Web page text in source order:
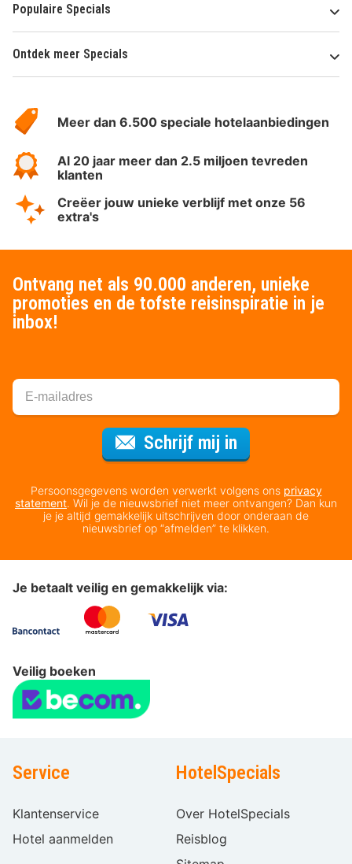
Populaire Specials
Ontdek meer Specials
HotelSpecials
Meer dan 6.500 speciale hotelaanbiedingen
Al 20 jaar meer dan 2.5 miljoen tevreden
klanten
Creëer jouw unieke verblijf met onze 56
extra's
Ontvang net als 90.000 anderen, unieke
promoties en de tofste reisinspiratie in je
inbox!
Schrijf mij in
Persoonsgegevens worden verwerkt volgens ons privacy
statement. Wil je de nieuwsbrief niet meer ontvangen? Dan kun
je je altijd gemakkelijk uitschrijven door onderaan de
nieuwsbrief op “afmelden” te klikken.
Je betaalt veilig en gemakkelijk via:
Veilig boeken
Service
Klantenservice
Hotel aanmelden
HotelSpecials
Over HotelSpecials
Reisblog